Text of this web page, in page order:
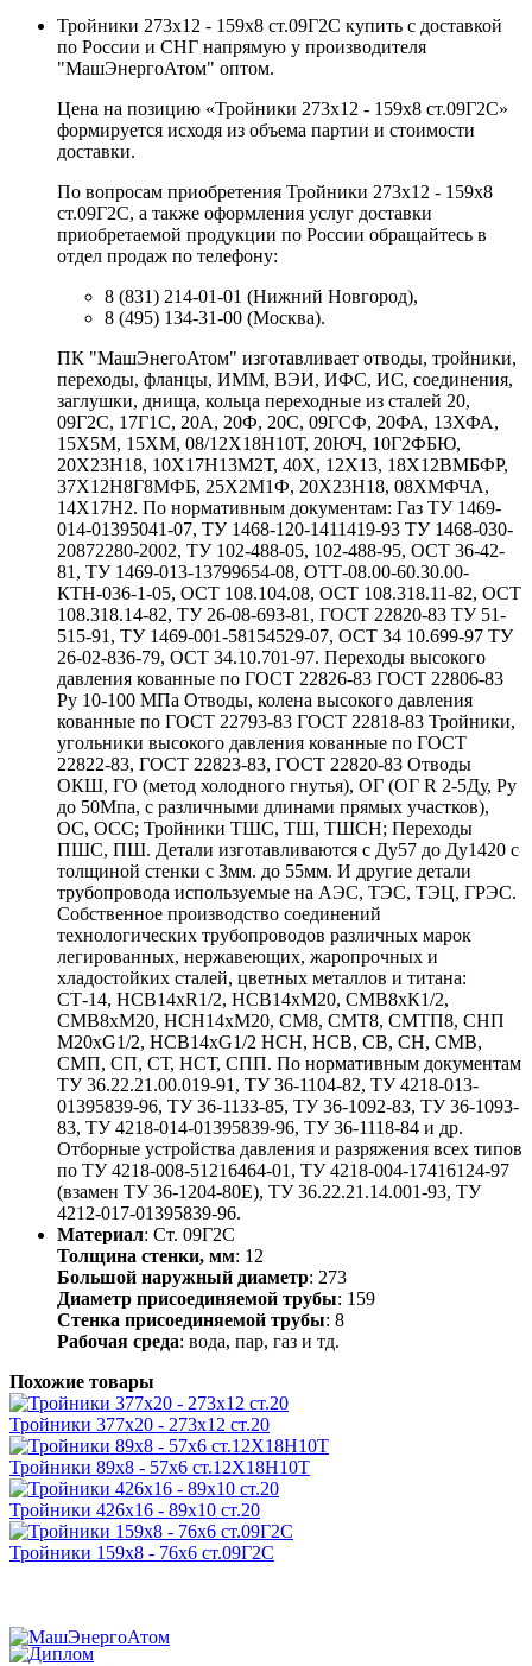
Тройники 273х12 - 159х8 ст.09Г2С купить с доставкой
по России и СНГ напрямую у производителя
"МашЭнергоАтом" оптом.
Цена на позицию «Тройники 273х12 - 159х8 ст.09Г2С»
формируется исходя из объема партии и стоимости
доставки.
По вопросам приобретения Тройники 273х12 - 159х8
ст.09Г2С, а также оформления услуг доставки
приобретаемой продукции по России обращайтесь в
отдел продаж по телефону:
8 (831) 214-01-01 (Нижний Новгород),
8 (495) 134-31-00 (Москва).
ПК "МашЭнегоАтом" изготавливает отводы, тройники,
переходы, фланцы, ИММ, ВЭИ, ИФС, ИС, соединения,
заглушки, днища, кольца переходные из сталей 20,
09Г2С, 17Г1С, 20А, 20Ф, 20С, 09ГСФ, 20ФА, 13ХФА,
15Х5М, 15ХМ, 08/12Х18Н10Т, 20ЮЧ, 10Г2ФБЮ,
20Х23Н18, 10Х17Н13М2Т, 40Х, 12Х13, 18Х12ВМБФР,
37Х12Н8Г8МФБ, 25Х2М1Ф, 20Х23Н18, 08ХМФЧА,
14Х17Н2. По нормативным документам: Газ ТУ 1469-
014-01395041-07, ТУ 1468-120-1411419-93 ТУ 1468-030-
20872280-2002, ТУ 102-488-05, 102-488-95, ОСТ 36-42-
81, ТУ 1469-013-13799654-08, ОТТ-08.00-60.30.00-
КТН-036-1-05, ОСТ 108.104.08, ОСТ 108.318.11-82, ОСТ
108.318.14-82, ТУ 26-08-693-81, ГОСТ 22820-83 ТУ 51-
515-91, ТУ 1469-001-58154529-07, ОСТ 34 10.699-97 ТУ
26-02-836-79, ОСТ 34.10.701-97. Переходы высокого
давления кованные по ГОСТ 22826-83 ГОСТ 22806-83
Ру 10-100 МПа Отводы, колена высокого давления
кованные по ГОСТ 22793-83 ГОСТ 22818-83 Тройники,
угольники высокого давления кованные по ГОСТ
22822-83, ГОСТ 22823-83, ГОСТ 22820-83 Отводы
ОКШ, ГО (метод холодного гнутья), ОГ (ОГ R 2-5Ду, Ру
до 50Мпа, с различными длинами прямых участков),
ОС, ОСС; Тройники ТШС, ТШ, ТШСН; Переходы
ПШС, ПШ. Детали изготавливаются с Ду57 до Ду1420 с
толщиной стенки с 3мм. до 55мм. И другие детали
трубопровода используемые на АЭС, ТЭС, ТЭЦ, ГРЭС.
Собственное производство соединений
технологических трубопроводов различных марок
легированных, нержавеющих, жаропрочных и
хладостойких сталей, цветных металлов и титана:
СТ-14, НСВ14хR1/2, НСВ14хМ20, СМВ8хК1/2,
СМВ8хМ20, НСН14хМ20, СМ8, СМТ8, СМТП8, СНП
М20хG1/2, НСВ14хG1/2 НСН, НСВ, СВ, СН, СМВ,
СМП, СП, СТ, НСТ, СПП. По нормативным документам
ТУ 36.22.21.00.019-91, ТУ 36-1104-82, ТУ 4218-013-
01395839-96, ТУ 36-1133-85, ТУ 36-1092-83, ТУ 36-1093-
83, ТУ 4218-014-01395839-96, ТУ 36-1118-84 и др.
Отборные устройства давления и разряжения всех типов
по ТУ 4218-008-51216464-01, ТУ 4218-004-17416124-97
(взамен ТУ 36-1204-80Е), ТУ 36.22.21.14.001-93, ТУ
4212-017-01395839-96.
Материал: Ст. 09Г2С
Толщина стенки, мм: 12
Большой наружный диаметр: 273
Диаметр присоединяемой трубы: 159
Стенка присоединяемой трубы: 8
Рабочая среда: вода, пар, газ и тд.
Похожие товары
Тройники 377х20 - 273х12 ст.20
Тройники 89х8 - 57х6 ст.12Х18Н10Т
Тройники 426х16 - 89х10 ст.20
Тройники 159х8 - 76х6 ст.09Г2С